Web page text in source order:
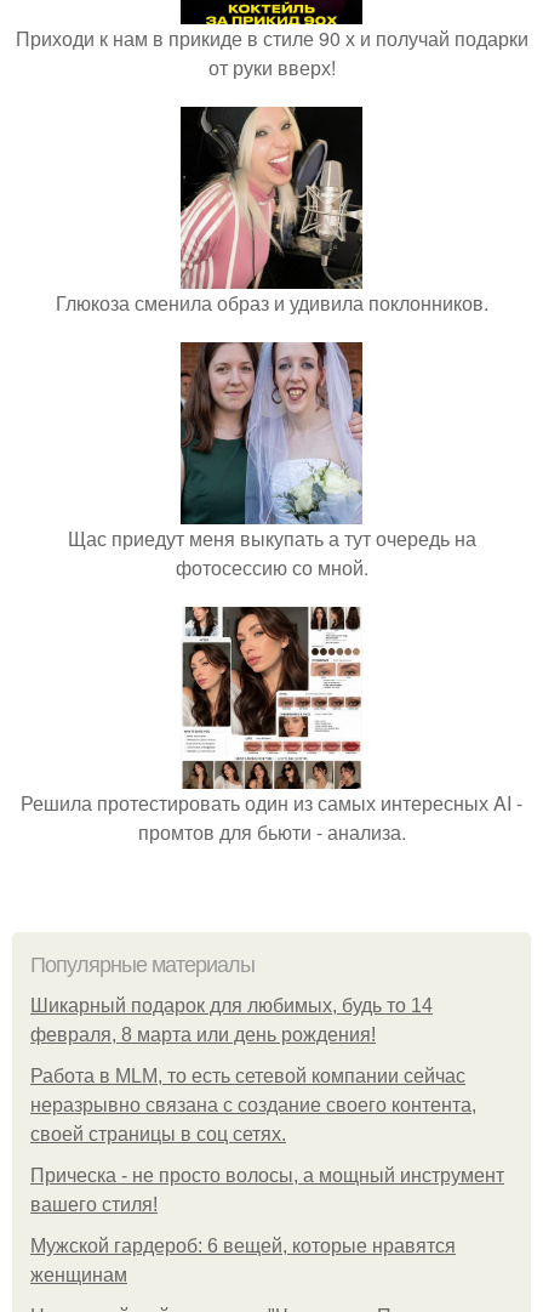
Приходи к нам в прикиде в стиле 90 х и получай подарки
от руки вверх!
Глюкоза сменила образ и удивила поклонников.
Щас приедут меня выкупать а тут очередь на
фотосессию со мной.
Решила протестировать один из самых интересных AI -
промтов для бьюти - анализа.
Популярные материалы
Шикарный подарок для любимых, будь то 14
февраля, 8 марта или день рождения!
Работа в MLM, то есть сетевой компании сейчас
неразрывно связана с создание своего контента,
своей страницы в соц сетях.
Прическа - не просто волосы, а мощный инструмент
вашего стиля!
Мужской гардероб: 6 вещей, которые нравятся
женщинам